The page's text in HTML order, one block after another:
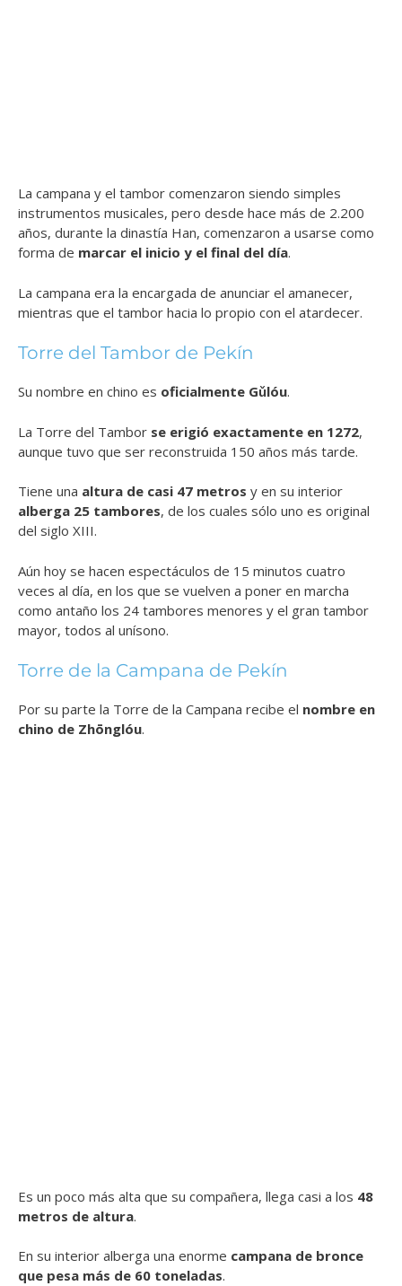
La campana y el tambor comenzaron siendo simples
instrumentos musicales, pero desde hace más de 2.200
años, durante la dinastía Han, comenzaron a usarse como
forma de marcar el inicio y el final del día.
La campana era la encargada de anunciar el amanecer,
mientras que el tambor hacia lo propio con el atardecer.
Torre del Tambor de Pekín
Su nombre en chino es oficialmente Gǔlóu.
La Torre del Tambor se erigió exactamente en 1272,
aunque tuvo que ser reconstruida 150 años más tarde.
Tiene una altura de casi 47 metros y en su interior
alberga 25 tambores, de los cuales sólo uno es original
del siglo XIII.
Aún hoy se hacen espectáculos de 15 minutos cuatro
veces al día, en los que se vuelven a poner en marcha
como antaño los 24 tambores menores y el gran tambor
mayor, todos al unísono.
Torre de la Campana de Pekín
Por su parte la Torre de la Campana recibe el nombre en
chino de Zhōnglóu.
Es un poco más alta que su compañera, llega casi a los 48
metros de altura.
En su interior alberga una enorme campana de bronce
que pesa más de 60 toneladas.